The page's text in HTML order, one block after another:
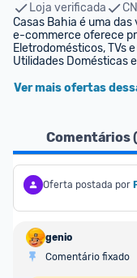
Loja verificada
Casas Bahia é uma
e-commerce oferece
Eletrodomésticos, TVs
Utilidades Domésticas
Ver mais ofertas
Comentários (
Oferta postada por
genio
Comentário fixado